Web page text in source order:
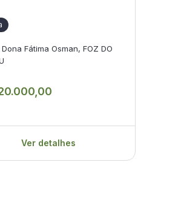
Fátima Osman, FOZ DO
Ver detalhes